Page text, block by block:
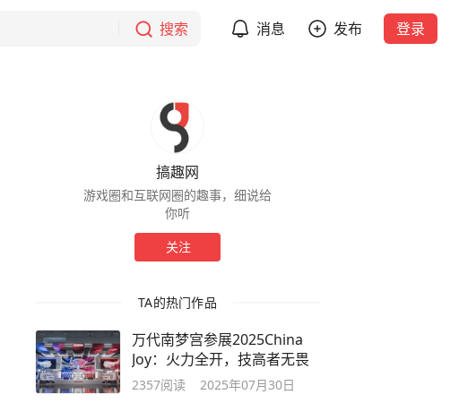
搜索 消息 发布 登录
搞趣网
游戏圈和互联网圈的趣事，细说给
你听
关注
TA的热门作品
万代南梦宫参展2025China
Joy：火力全开，技高者无畏
2357阅读 2025年07月30日